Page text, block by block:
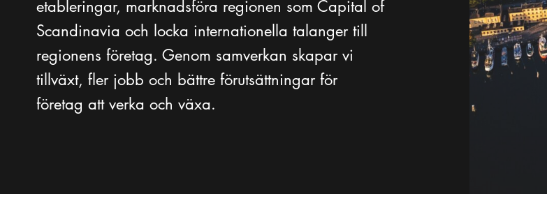
etableringar, marknadsföra regionen som Capital of
Scandinavia och locka internationella talanger till
regionens företag. Genom samverkan skapar vi
tillväxt, fler jobb och bättre förutsättningar för
företag att verka och växa.